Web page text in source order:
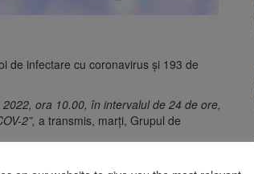
de infectare cu coronavirus şi 193 de
ora 10.00, în intervalul de 24 de ore,
2”, a transmis, marţi, Grupul de